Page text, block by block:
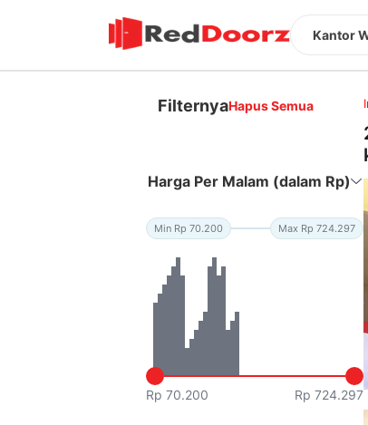
Kantor
FilternyaHapus Semua
Harga Per Malam (dalam Rp)
Min Rp 70.200 Max Rp 724.297
Rp 70.200 Rp 724.297